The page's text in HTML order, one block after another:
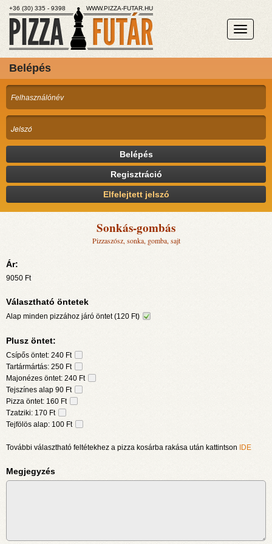
+36 (30) 335 - 9398 WWW.PIZZA-FUTAR.HU
Belépés
Belépés
Regisztráció
Elfelejtett jelszó
Sonkás-gombás
Pizzaszósz, sonka, gomba, sajt
Ár:
9050 Ft
Választható öntetek
Alap minden pizzához járó öntet (120 Ft)
Plusz öntet:
Csípős öntet: 240 Ft
Tartármártás: 250 Ft
Majonézes öntet: 240 Ft
Tejszínes alap 90 Ft
Pizza öntet: 160 Ft
Tzatziki: 170 Ft
Tejfölös alap: 100 Ft
További választható feltétekhez a pizza kosárba rakása után kattintson IDE
Megjegyzés